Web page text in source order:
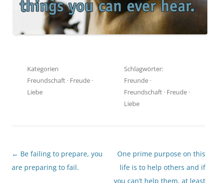
Kategorien
Freundschaft · Freude ·
Liebe
Schlagwörter:
Freunde ·
Freundschaft · Freude ·
Liebe
Beitragsnavigation
← Be failing to prepare, you
are preparing to fail.
One prime purpose on this
life is to help others and if
you can’t help them, at least